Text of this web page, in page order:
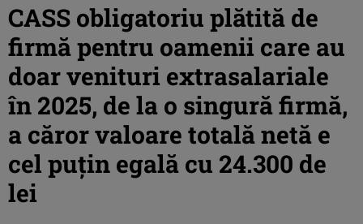
CASS obligatoriu plătită de
firmă pentru oamenii care au
doar venituri extrasalariale
în 2025, de la o singură firmă,
a căror valoare totală netă e
cel puţin egală cu 24.300 de
lei